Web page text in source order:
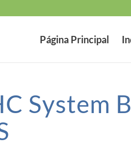
Página Principal
System